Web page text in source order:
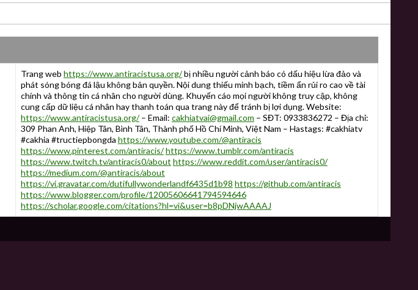
Trang web https://www.antiracistusa.org/bị nhiều người cảnh báo có dấu hiệu lừa đảo và
phát sóng bóng đá lậu không bản quyền. Nội dung thiếu minh bạch, tiềm ẩn rủi ro cao về tài
chính và thông tin cá nhân cho người dùng. Khuyến cáo mọi người không truy cập, không
cung cấp dữ liệu cá nhân hay thanh toán qua trang này để tránh bị lợi dụng. Website:
https://www.antiracistusa.org/– Email: cakhiatvai@gmail.com – SĐT: 0933836272 – Địa chỉ:
309 Phan Anh, Hiệp Tân, Bình Tân, Thành phố Hồ Chí Minh, Việt Nam – Hastags: #cakhiatv
#cakhia #tructiepbongda https://www.youtube.com/@antiracis
https://www.pinterest.com/antiracis/https://www.tumblr.com/antiracis
https://www.twitch.tv/antiracis0/about https://www.reddit.com/user/antiracis0/
https://medium.com/@antiracis/about
https://vi.gravatar.com/dutifullywonderlandf6435d1b98 https://github.com/antiracis
https://www.blogger.com/profile/12005606641794594646
https://scholar.google.com/citations?hl=vi&user=b8pDNjwAAAAJ